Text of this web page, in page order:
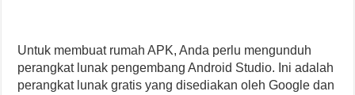
Untuk membuat rumah APK, Anda perlu mengunduh
perangkat lunak pengembang Android Studio. Ini adalah
perangkat lunak gratis yang disediakan oleh Google dan